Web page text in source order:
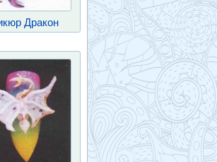
Дракон